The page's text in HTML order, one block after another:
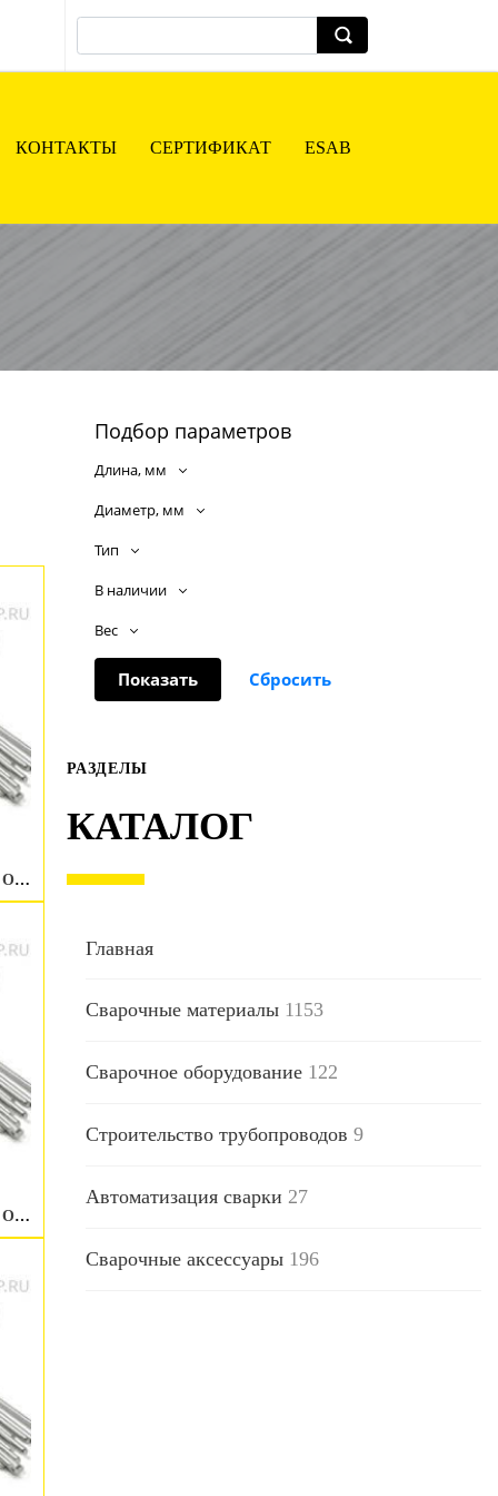
КОНТАКТЫ СЕРТИФИКАТ ESAB
Подбор параметров
Длина, мм
Диаметр, мм
Тип
В наличии
Вес
РАЗДЕЛЫ
КАТАЛОГ
Главная
Сварочные материалы 1153
Сварочное оборудование 122
Строительство трубопроводов 9
Автоматизация сварки 27
Сварочные аксессуары 196
Присадочный пруток ESAB OK Tigrod NiCrMo-4 2.4 мм
Присадочный пруток ESAB OK Tigrod NiCrMo-3 1.6 мм